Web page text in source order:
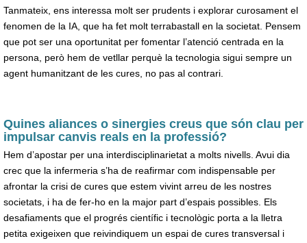
Tanmateix, ens interessa molt ser prudents i explorar curosament el
fenomen de la IA, que ha fet molt terrabastall en la societat. Pensem
que pot ser una oportunitat per fomentar l’atenció centrada en la
persona, però hem de vetllar perquè la tecnologia sigui sempre un
agent humanitzant de les cures, no pas al contrari.
Quines aliances o sinergies creus que són clau per
impulsar canvis reals en la professió?
Hem d’apostar per una interdisciplinarietat a molts nivells. Avui dia
crec que la infermeria s’ha de reafirmar com indispensable per
afrontar la crisi de cures que estem vivint arreu de les nostres
societats, i ha de fer-ho en la major part d’espais possibles. Els
desafiaments que el progrés científic i tecnològic porta a la lletra
petita exigeixen que reivindiquem un espai de cures transversal i